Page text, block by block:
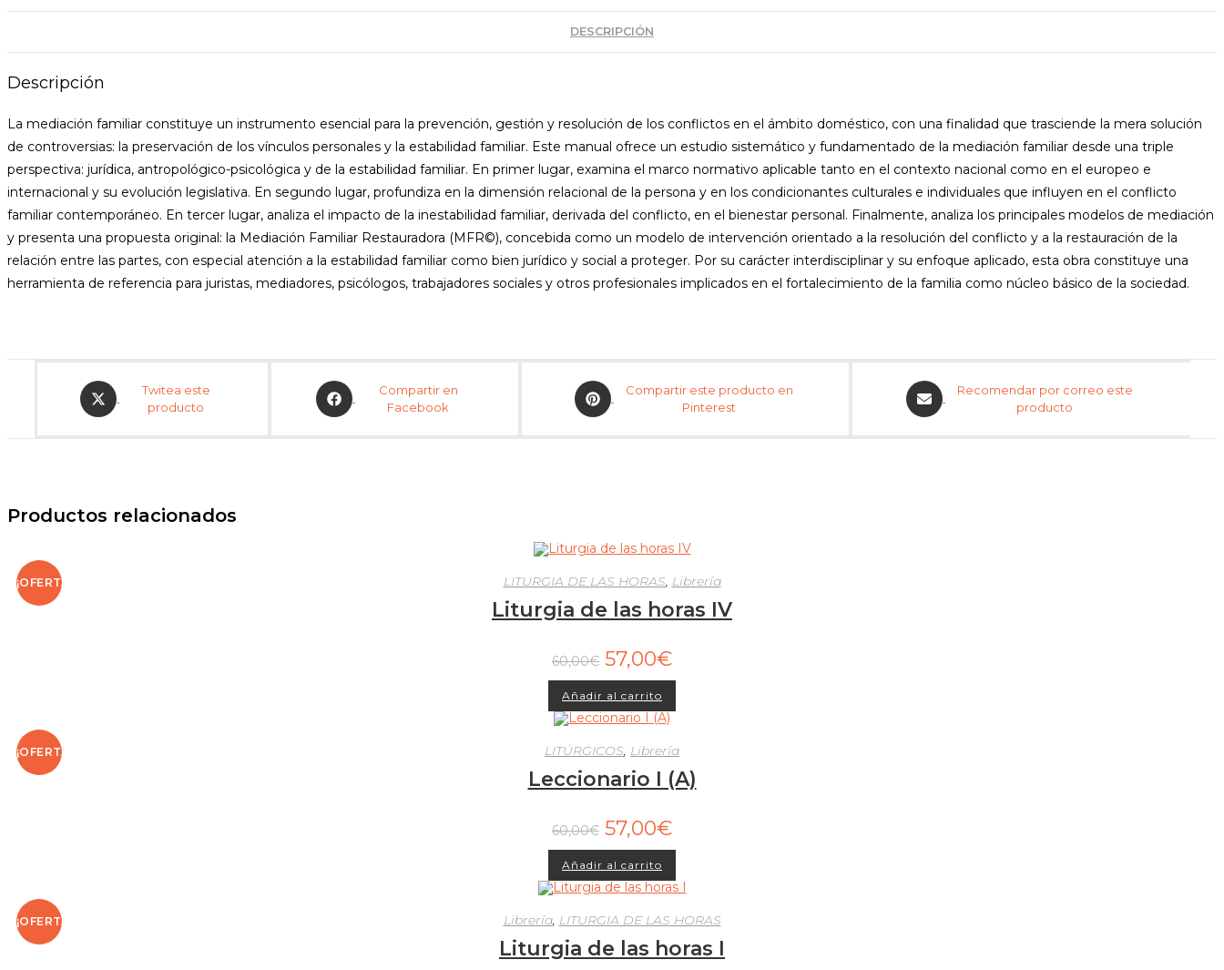
DESCRIPCIÓN
Descripción
La mediación familiar constituye un instrumento esencial para la prevención, gestión y resolución de los conflictos en el ámbito doméstico, con una finalidad que trasciende la mera solución
de controversias: la preservación de los vínculos personales y la estabilidad familiar. Este manual ofrece un estudio sistemático y fundamentado de la mediación familiar desde una triple
perspectiva: jurídica, antropológico-psicológica y de la estabilidad familiar. En primer lugar, examina el marco normativo aplicable tanto en el contexto nacional como en el europeo e
internacional y su evolución legislativa. En segundo lugar, profundiza en la dimensión relacional de la persona y en los condicionantes culturales e individuales que influyen en el conflicto
familiar contemporáneo. En tercer lugar, analiza el impacto de la inestabilidad familiar, derivada del conflicto, en el bienestar personal. Finalmente, analiza los principales modelos de mediación
y presenta una propuesta original: la Mediación Familiar Restauradora (MFR©), concebida como un modelo de intervención orientado a la resolución del conflicto y a la restauración de la
relación entre las partes, con especial atención a la estabilidad familiar como bien jurídico y social a proteger. Por su carácter interdisciplinar y su enfoque aplicado, esta obra constituye una
herramienta de referencia para juristas, mediadores, psicólogos, trabajadores sociales y otros profesionales implicados en el fortalecimiento de la familia como núcleo básico de la sociedad.
Twitea este
producto
Compartir en
Facebook
Compartir este producto en
Pinterest
Recomendar por correo este
producto
Productos relacionados
¡OFERTA! LITURGIA DE LAS HORAS, Librería
Liturgia de las horas IV
60,00€ 57,00€
Añadir al carrito
¡OFERTA! LITÚRGICOS, Librería
Leccionario I (A)
60,00€ 57,00€
Añadir al carrito
¡OFERTA! Librería, LITURGIA DE LAS HORAS
Liturgia de las horas I